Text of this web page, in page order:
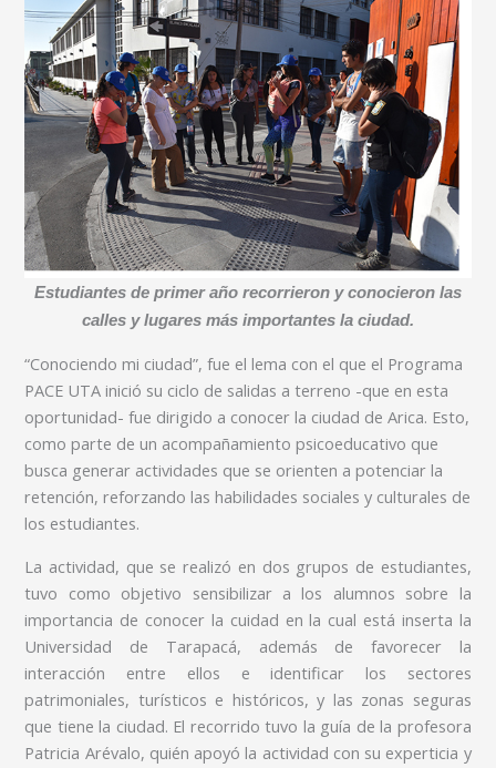
Estudiantes de primer año recorrieron y conocieron las
calles y lugares más importantes la ciudad.
“Conociendo mi ciudad”, fue el lema con el que el Programa
PACE UTA inició su ciclo de salidas a terreno -que en esta
oportunidad- fue dirigido a conocer la ciudad de Arica. Esto,
como parte de un acompañamiento psicoeducativo que
busca generar actividades que se orienten a potenciar la
retención, reforzando las habilidades sociales y culturales de
los estudiantes.
La actividad, que se realizó en dos grupos de estudiantes,
tuvo como objetivo sensibilizar a los alumnos sobre la
importancia de conocer la cuidad en la cual está inserta la
Universidad de Tarapacá, además de favorecer la
interacción entre ellos e identificar los sectores
patrimoniales, turísticos e históricos, y las zonas seguras
que tiene la ciudad. El recorrido tuvo la guía de la profesora
Patricia Arévalo, quién apoyó la actividad con su experticia y